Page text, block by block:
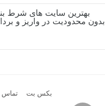
بهترین سایت های شرط
بدون محدودیت در واریز و
بکس بت تماس